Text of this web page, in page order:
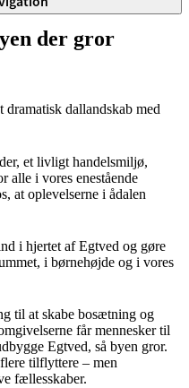
der gror
dallandskab med
et livligt handelsmiljø,
alle i vores enestående
at oplevelserne i ådalen
i hjertet af Egtved og gøre
i børnehøjde og i vores
til at skabe bosætning og
får mennesker til
Egtved, så byen gror.
tilflyttere – men
fællesskaber.